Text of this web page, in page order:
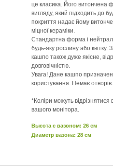
це класика. Його витончена
вигляду, який підходить до
покриття надає йому
міцної кераміки.
Стандартна форма і
будь-яку рослину або квітку.
кашпо також дуже якісне,
довговічністю.
Увага! Дане кашпо
користування. Немає отворів.
*Коліри можуть
вашого монітора.
Высота c вазоном: 26 см
Диаметр вазона: 28 см